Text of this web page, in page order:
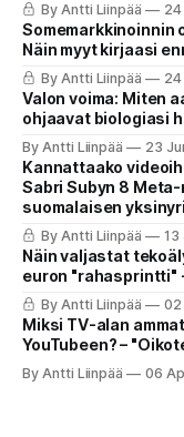
By Antti Liinpää
Somemarkkinoinnin
Näin myyt kirjaasi
By Antti Liinpää
Valon voima: Miten
ohjaavat biologiasi
By Antti Liinpää 23
Kannattaako
Sabri Subyn 8
suomalaisen
By Antti Liinpää 13
Näin valjastat
euron "rahasprintti"
By Antti Liinpää 02
Miksi TV-alan
YouTubeen? –
By Antti Liinpää 06